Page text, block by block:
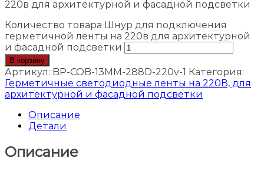
220в для архитектурной и фасадной подсветки
Количество товара Шнур для подключения
герметичной ленты на 220в для архитектурной
и фасадной подсветки
В корзину
Артикул: BP-COB-13MM-288D-220v-1 Категория:
Герметичные светодиодные ленты на 220В, для
архитектурной и фасадной подсветки
Описание
Детали
Описание